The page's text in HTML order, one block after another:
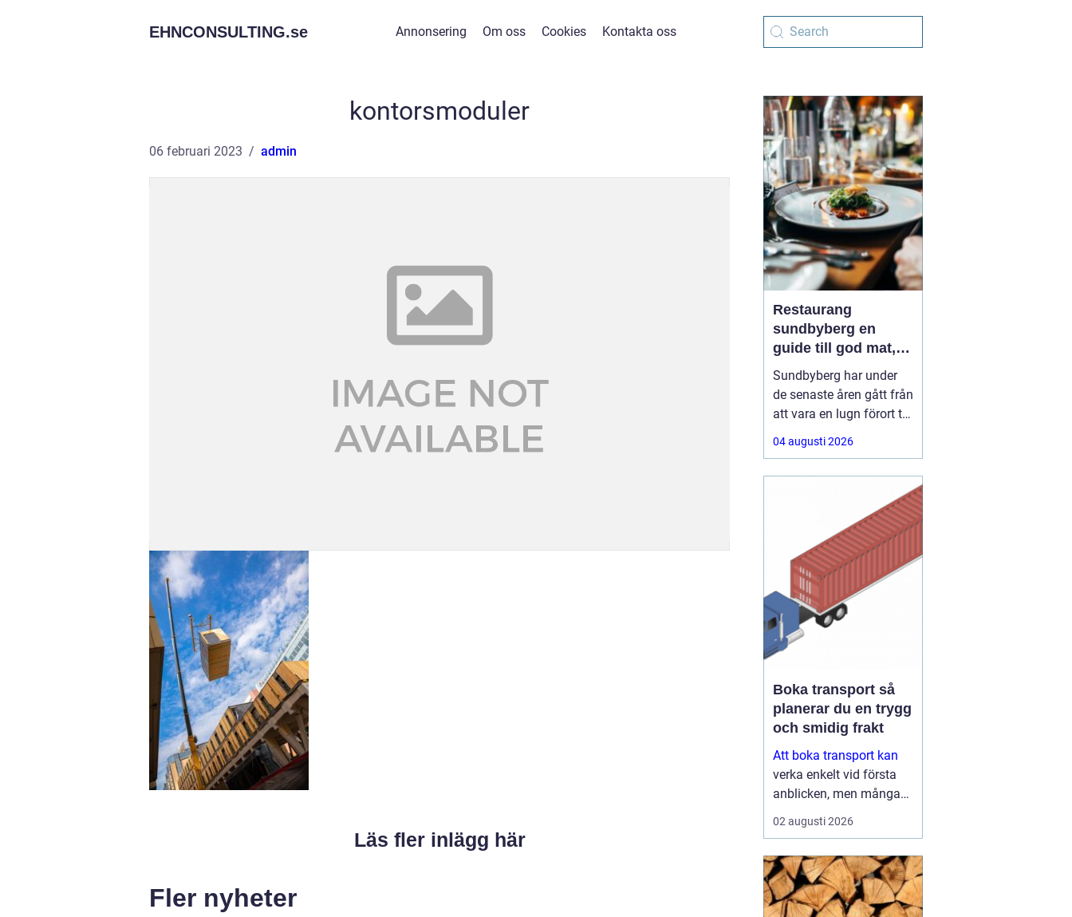
EHNCONSULTING.se Annonsering Om oss Cookies Kontakta oss
kontorsmoduler
06 februari 2023 admin
Läs fler inlägg här
Fler nyheter
Restaurang
sundbyberg en
guide till god mat,
sport och
avslappnat häng
Sundbyberg har under
de senaste åren gått från
att vara en lugn förort till
att bli en självklar
matpunkt strax utanför
klassiska kvarterskrogar
med moderna bistron,
sportbarer och
familjevänliga
matställen. Den som
söker en
04 augusti 2026
Boka transport så
planerar du en trygg
och smidig frakt
Att boka transport kan
verka enkelt vid första
anblicken, men många
upptäcker snabbt hur
mycket som faktiskt
Val av transportör, typ av
gods, tidsram och
försäkring spelar ...
02 augusti 2026